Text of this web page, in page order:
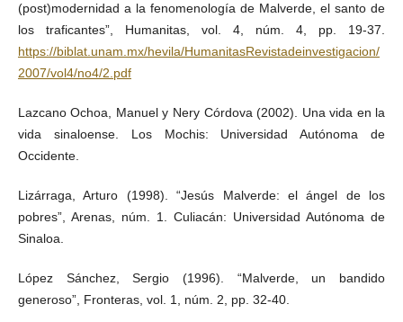
(post)modernidad a la fenomenología de Malverde, el santo de
los traficantes”, Humanitas, vol. 4, núm. 4, pp. 19-37.
https://biblat.unam.mx/hevila/HumanitasRevistadeinvestigacion/
2007/vol4/no4/2.pdf
Lazcano Ochoa, Manuel y Nery Córdova (2002). Una vida en la
vida sinaloense. Los Mochis: Universidad Autónoma de
Occidente.
Lizárraga, Arturo (1998). “Jesús Malverde: el ángel de los
pobres”, Arenas, núm. 1. Culiacán: Universidad Autónoma de
Sinaloa.
López Sánchez, Sergio (1996). “Malverde, un bandido
generoso”, Fronteras, vol. 1, núm. 2, pp. 32-40.